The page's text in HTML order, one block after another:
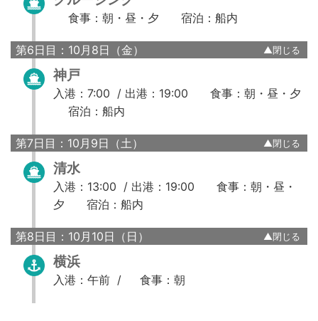
食事：朝・昼・夕 宿泊：船内
第6日目：10月8日（金）
神戸
入港：7:00 / 出港：19:00
食事：朝・昼・夕
宿泊：船内
第7日目：10月9日（土）
清水
入港：13:00 / 出港：19:00
食事：朝・昼・
夕
宿泊：船内
第8日目：10月10日（日）
横浜
入港：午前 / 食事：朝